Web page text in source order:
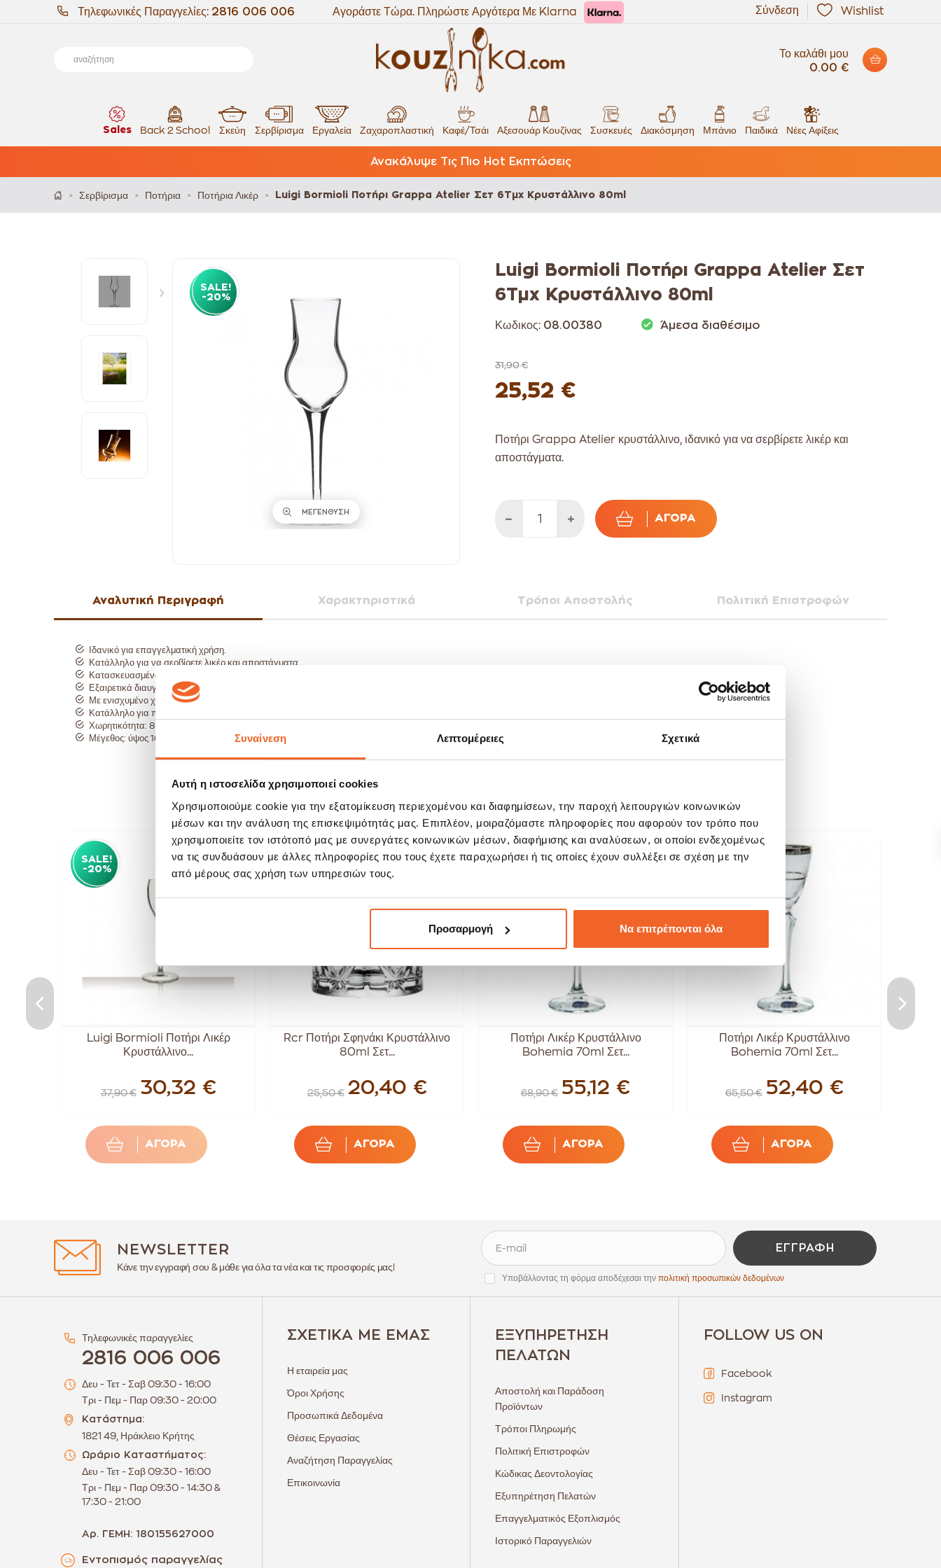
Συναίνεση Λεπτομέρειες Σχετικά
Αυτή η ιστοσελίδα χρησιμοποιεί cookies
Χρησιμοποιούμε cookie για την εξατομίκευση περιεχομένου και διαφημίσεων, την παροχή λειτουργιών κοινωνικών
μέσων και την ανάλυση της επισκεψιμότητάς μας. Επιπλέον, μοιραζόμαστε πληροφορίες που αφορούν τον τρόπο που
χρησιμοποιείτε τον ιστότοπό μας με συνεργάτες κοινωνικών μέσων, διαφήμισης και αναλύσεων, οι οποίοι ενδεχομένως
να τις συνδυάσουν με άλλες πληροφορίες που τους έχετε παραχωρήσει ή τις οποίες έχουν συλλέξει σε σχέση με την
από μέρους σας χρήση των υπηρεσιών τους.
Προσαρμογή Να επιτρέπονται όλα
Τηλεφωνικές Παραγγελίες: 2816 006 006 Αγοράστε Τώρα. Πληρώστε Αργότερα Με Klarna Wishlist
Σύνδεση
Το καλάθι μου
0.00 €
Sales Back 2 School Σκεύη Σερβίρισμα Εργαλεία Ζαχαροπλαστική Καφέ/Τσάι Αξεσουάρ Κουζίνας Συσκευές Διακόσμηση Μπάνιο Παιδικά Νέες Αφίξεις
Ανακάλυψε Τις Πιο Hot Εκπτώσεις
> Σερβίρισμα > Ποτήρια > Ποτήρια Λικέρ > Luigi Bormioli Ποτήρι Grappa Atelier Σετ 6Τμχ Κρυστάλλινο 80ml
SALE!
-20%
ΜΕΓΕΝΘΥΣΗ
Luigi Bormioli Ποτήρι Grappa Atelier Σετ
6Τμχ Κρυστάλλινο 80ml
Κωδικος: 08.00380 Άμεσα διαθέσιμο
31,90 €
25,52 €
Ποτήρι Grappa Atelier κρυστάλλινο, ιδανικό για να σερβίρετε λικέρ και
αποστάγματα.
ΑΓΟΡΆ
Αναλυτική Περιγραφή Χαρακτηριστικά Τρόποι Αποστολής Πολιτική Επιστροφών
Ιδανικό για επαγγελματική χρήση.
Κατάλληλο για να σερβίρετε λικέρ και αποστάγματα.
Κατασκευασμένο από κρύσταλλο ενισχυμένο με τιτάνιο ώστε να είναι ανθεκτικό στα γδαρσίματα και τα χτυπήματα.
Εξαιρετικά διαυγή και λαμπερό.
Με ενισχυμένο χείλος, κομμένο με laiser ώστε να είναι ανθεκτικό στη σύγκρουση.
Κατάλληλο για πλυντήριο πιάτων.
Χωρητικότητα: 80ml.
Μέγεθος: ύψος 16cm, διάμετρος 6cm.
ΣΧΕΤΙΚΆ ΠΡΟΪΌΝΤΑ
SALE!
-20%
Luigi Bormioli Ποτήρι Λικέρ
Κρυστάλλινο...
37,90 € 30,32 €
ΑΓΟΡΑ
SALE!
Rcr Ποτήρι Σφηνάκι Κρυστάλλινο
80ml Σετ...
25,50 € 20,40 €
ΑΓΟΡΑ
SALE!
Ποτήρι Λικέρ Κρυστάλλινο
Bohemia 70ml Σετ...
68,90 € 55,12 €
ΑΓΟΡΑ
SALE!
Ποτήρι Λικέρ Κρυστάλλινο
Bohemia 70ml Σετ...
65,50 € 52,40 €
ΑΓΟΡΑ
NEWSLETTER
Κάνε την εγγραφή σου & μάθε για όλα τα νέα και τις προσφορές μας!
ΕΓΓΡΑΦΉ
Υποβάλλοντας τη φόρμα αποδέχεσαι την πολιτική προσωπικών δεδομένων
Τηλεφωνικές παραγγελίες
2816 006 006
Δευ - Τετ - Σαβ 09:30 - 16:00
Τρι - Πεμ - Παρ 09:30 - 20:00
Κατάστημα:
1821 49, Ηράκλειο Κρήτης
Ωράριο Καταστήματος:
Δευ - Τετ - Σαβ 09:30 - 16:00
Τρι - Πεμ - Παρ 09:30 - 14:30 &
17:30 - 21:00
Αρ. ΓΕΜΗ: 180155627000
Εντοπισμός παραγγελίας
ΣΧΕΤΙΚΆ ΜΕ ΕΜΆΣ
Η εταιρεία μας
Όροι Χρήσης
Προσωπικά Δεδομένα
Θέσεις Εργασίας
Αναζήτηση Παραγγελίας
Επικοινωνία
ΕΞΥΠΗΡΈΤΗΣΗ
ΠΕΛΑΤΏΝ
Αποστολή και Παράδοση
Προϊόντων
Τρόποι Πληρωμής
Πολιτική Επιστροφών
Κώδικας Δεοντολογίας
Εξυπηρέτηση Πελατών
Επαγγελματικός Εξοπλισμός
Ιστορικό Παραγγελιών
FOLLOW US ON
Facebook
Instagram